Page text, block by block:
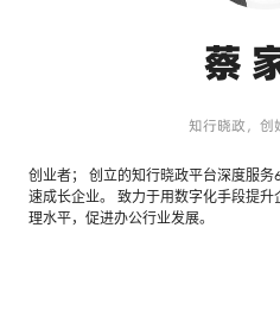
蔡
知行晓政，创
创业者； 创立的知行晓政平台深度服
速成长企业。 致力于用数字化手段提
理水平，促进办公行业发展。